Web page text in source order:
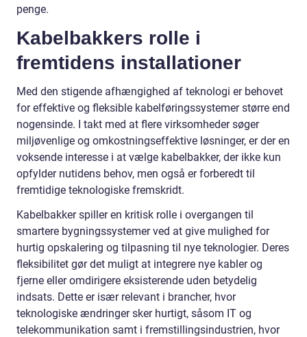
penge.
Kabelbakkers rolle i
fremtidens installationer
Med den stigende afhængighed af teknologi er behovet
for effektive og fleksible kabelføringssystemer større end
nogensinde. I takt med at flere virksomheder søger
miljøvenlige og omkostningseffektive løsninger, er der en
voksende interesse i at vælge kabelbakker, der ikke kun
opfylder nutidens behov, men også er forberedt til
fremtidige teknologiske fremskridt.
Kabelbakker spiller en kritisk rolle i overgangen til
smartere bygningssystemer ved at give mulighed for
hurtig opskalering og tilpasning til nye teknologier. Deres
fleksibilitet gør det muligt at integrere nye kabler og
fjerne eller omdirigere eksisterende uden betydelig
indsats. Dette er især relevant i brancher, hvor
teknologiske ændringer sker hurtigt, såsom IT og
telekommunikation samt i fremstillingsindustrien, hvor